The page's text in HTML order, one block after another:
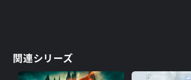
関連シリーズ